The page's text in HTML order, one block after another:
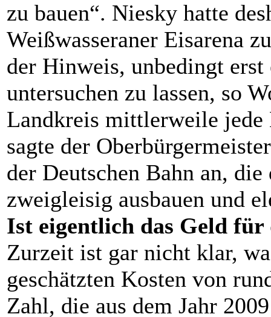
zu bauen“. Niesky hatte
Weißwasseraner Eisarena
der Hinweis, unbedingt
untersuchen zu lassen, so
Landkreis mittlerweile jede
sagte der
der Deutschen Bahn an,
zweigleisig ausbauen und
Ist eigentlich das Geld für
Zurzeit ist gar nicht klar,
geschätzten Kosten von
Zahl, die aus dem Jahr